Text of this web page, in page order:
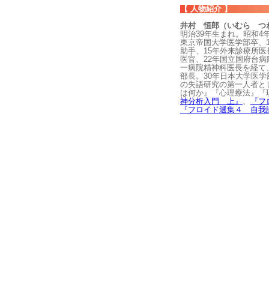
【 人物紹介 】
井村 恒郎（いむら つ
明治39年生まれ。昭和4
東京帝国大学医学部卒
助手、15年外来診療所
医官、22年国立国府台
一病院精神科医長を経
部長。30年日本大学医
の失語研究の第一人者
は何か』『心理療法』
神分析入門 上』 、
『
『フロイド選集４ 自我